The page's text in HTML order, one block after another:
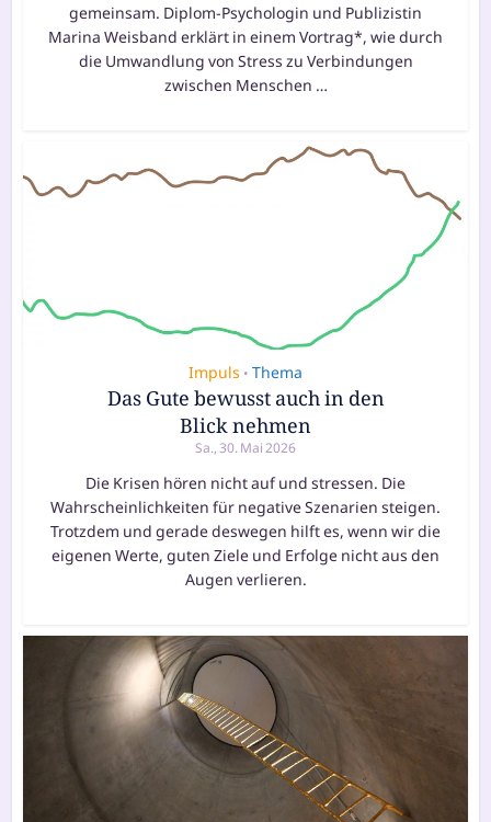
gemeinsam. Diplom-Psychologin und Publizistin
Marina Weisband erklärt in einem Vortrag*, wie durch
die Umwandlung von Stress zu Verbindungen
zwischen Menschen …
Impuls • Thema
Das Gute bewusst auch in den
Blick nehmen
Sa., 30. Mai 2026
Die Krisen hören nicht auf und stressen. Die
Wahrscheinlichkeiten für negative Szenarien steigen.
Trotzdem und gerade deswegen hilft es, wenn wir die
eigenen Werte, guten Ziele und Erfolge nicht aus den
Augen verlieren.